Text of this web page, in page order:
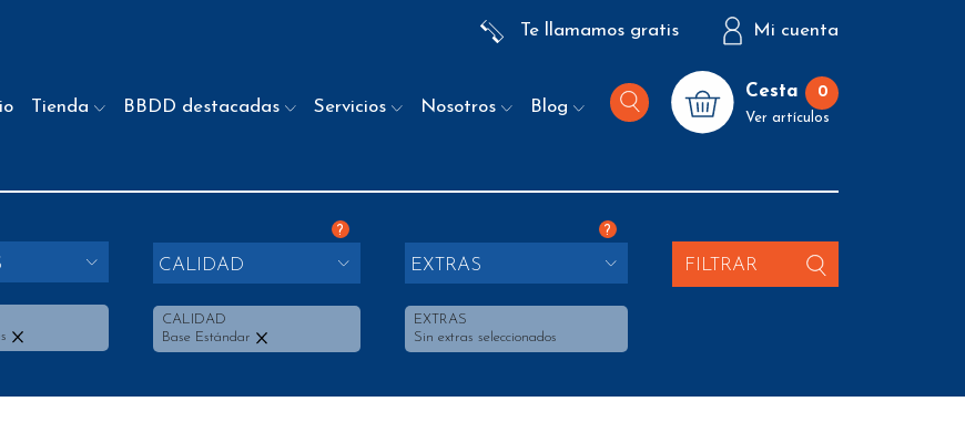
Te llamamos gratis Mi cuenta
Tienda BBDD destacadas Servicios Nosotros Blog
Cesta 0
Ver artículos
?
CALIDAD
CALIDAD
Base Estándar
?
EXTRAS
EXTRAS
Sin extras seleccionados
FILTRAR